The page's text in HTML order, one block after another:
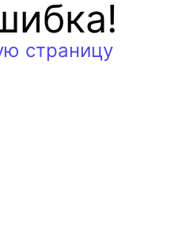
страницу